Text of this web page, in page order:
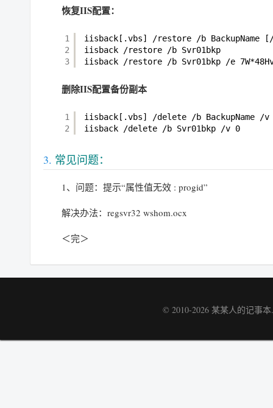
恢复IIS配置：
1
2
3
iisback[.vbs] /restore /b BackupName [
iisback
/restore /b Svr01bkp
iisback
/restore /b Svr01bkp /e
删除IIS配置备份副本
1
2
iisback[.vbs] /delete /b BackupName
/v
iisback
/delete /b Svr01bkp /v 0
常见问题：
1、问题：提示“属性值无效 : progid”
解决办法：regsvr32 wshom.ocx
＜完＞
© 2010-2026 某某人的记事本